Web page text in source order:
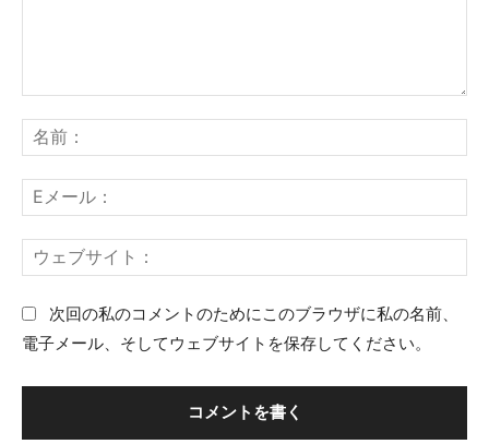
メ
ト
：
前
メ
ル
ェ
ト
次回の私のコメントのためにこのブラウザに私の名前、
電子メール、そしてウェブサイトを保存してください。